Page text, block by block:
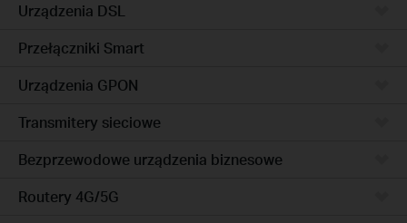
Urządzenia DSL
Przełączniki Smart
Urządzenia GPON
Transmitery sieciowe
Bezprzewodowe urządzenia biznesowe
Routery 4G/5G